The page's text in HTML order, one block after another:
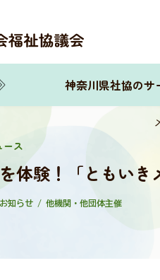
神奈川県社協のサ
ース
体験！「ともい
お知らせ / 他機関・他団体主催